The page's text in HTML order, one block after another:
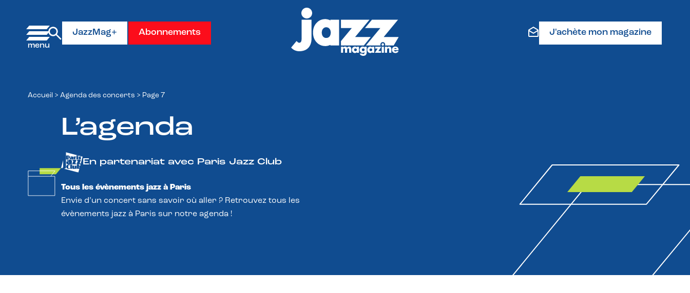
JazzMag+ Abonnements J'achète mon magazine
Accueil > Agenda des concerts > Page 7
L’agenda
En partenariat avec Paris Jazz Club
Tous les évènements jazz à Paris
Envie d’un concert sans savoir où aller ? Retrouvez tous les
évènements jazz à Paris sur notre agenda !